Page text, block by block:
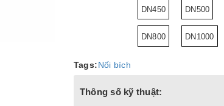
DN450 DN500
DN800 DN1000
Tags:Nối bích
Thông số kỹ thuật: